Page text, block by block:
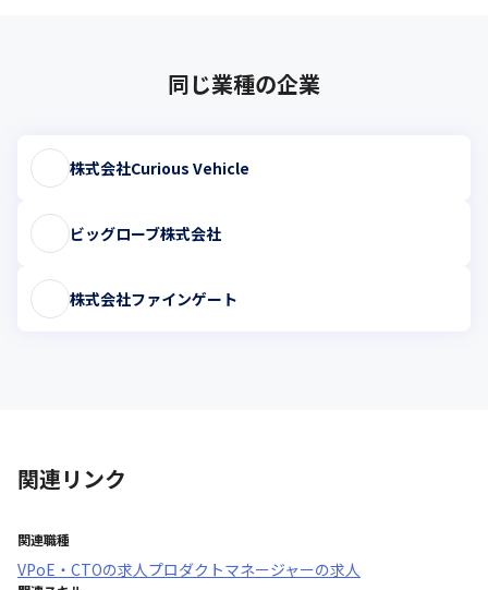
同じ業種の企業
株式会社Curious Vehicle
ビッグローブ株式会社
株式会社ファインゲート
関連リンク
関連職種
VPoE・CTOの求人プロダクトマネージャーの求人